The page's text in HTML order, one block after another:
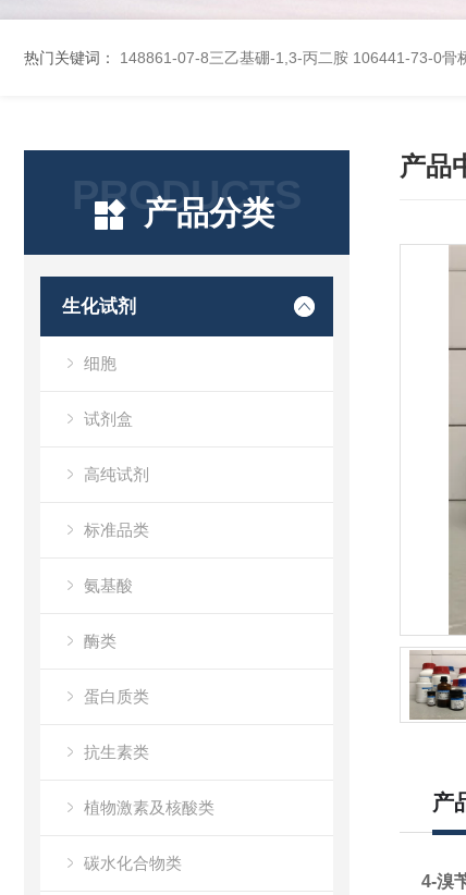
热门关键词： 148861-07-8三乙基硼-1,3-丙二胺 106441-73-0骨
PRODUCTS
产品分类
生化试剂
细胞
试剂盒
高纯试剂
标准品类
氨基酸
酶类
蛋白质类
抗生素类
植物激素及核酸类
碳水化合物类
产品
产
4-溴